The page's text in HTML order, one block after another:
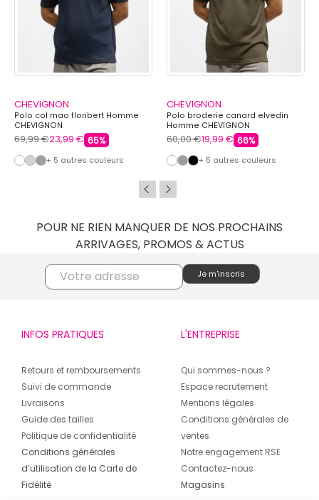
CHEVIGNON
Polo col mao floribert Homme
CHEVIGNON
69,99 €23,99 € 65%
+ 5 autres couleurs
CHEVIGNON
Polo broderie canard elvedin
Homme CHEVIGNON
60,00 €19,99 € 66%
+ 5 autres couleurs
POUR NE RIEN MANQUER DE NOS PROCHAINS
ARRIVAGES, PROMOS & ACTUS
INFOS PRATIQUES
Retours et remboursements
Suivi de commande
Livraisons
Guide des tailles
Politique de confidentialité
Conditions générales
d’utilisation de la Carte de
Fidélité
L'ENTREPRISE
Qui sommes-nous ?
Espace recrutement
Mentions légales
Conditions générales de
ventes
Notre engagement RSE
Contactez-nous
Magasins